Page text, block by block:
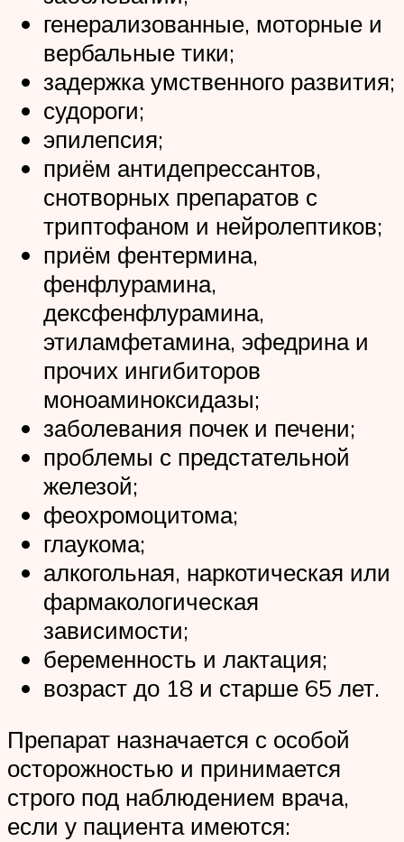
генерализованные, моторные и
вербальные тики;
задержка умственного развития;
судороги;
эпилепсия;
приём антидепрессантов,
снотворных препаратов с
триптофаном и нейролептиков;
приём фентермина,
фенфлурамина,
дексфенфлурамина,
этиламфетамина, эфедрина и
прочих ингибиторов
моноаминоксидазы;
заболевания почек и печени;
проблемы с предстательной
железой;
феохромоцитома;
глаукома;
алкогольная, наркотическая или
фармакологическая
зависимости;
беременность и лактация;
возраст до 18 и старше 65 лет.
Препарат назначается с особой
осторожностью и принимается
строго под наблюдением врача,
если у пациента имеются: